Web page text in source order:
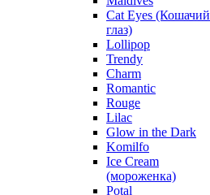
Cat Eyes (Кошачий
глаз)
Lollipop
Trendy
Charm
Romantic
Rouge
Lilac
Glow in the Dark
Komilfo
Ice Cream
(мороженка)
Potal